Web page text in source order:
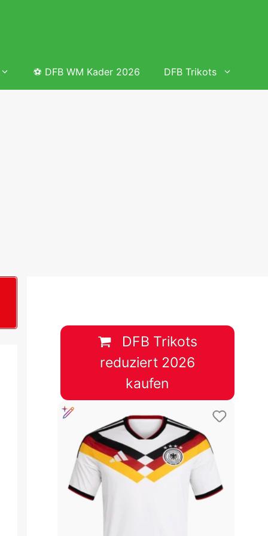
&
&
Tabelle
⚽ DFB WM Kader 2026 DFB Trikots
DFB Trikots
reduziert 2026
kaufen